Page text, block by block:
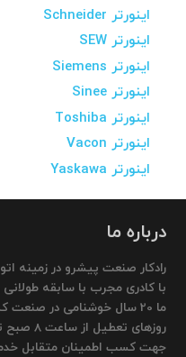
اینورتر Schneider
اینورتر SEW
اینورتر Siemens
اینورتر Sinee
اینورتر Toshiba
اینورتر Vacon
اینورتر Yaskawa
درباره ما
رادکار صنعت پیشرو در زمینه
با کادری مجرب با سابقه
ما 20 سال خوشنامی در
جهت کسب اطمینان متقابل